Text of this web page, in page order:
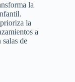
la
la
a
de